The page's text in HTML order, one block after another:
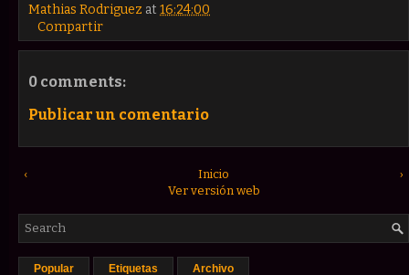
Mathias Rodriguez at 16:24:00
Compartir
0 comments:
Publicar un comentario
‹ ›
Inicio
Ver versión web
Popular Etiquetas Archivo